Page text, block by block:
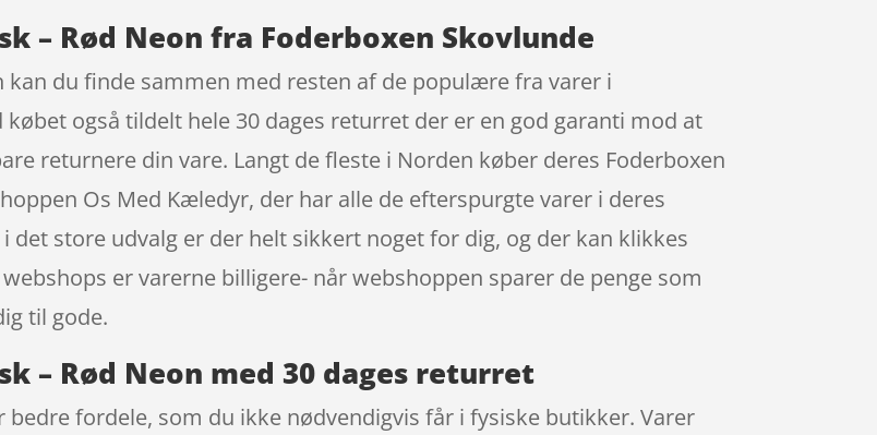
– Rød Neon fra Foderboxen Skovlunde
kan du finde sammen med resten af de populære fra varer i
også tildelt hele 30 dages returret der er en god garanti mod at
returnere din vare. Langt de fleste i Norden køber deres Foderboxen
Os Med Kæledyr, der har alle de efterspurgte varer i deres
det store udvalg er der helt sikkert noget for dig, og der kan klikkes
er varerne billigere- når webshoppen sparer de penge som
til gode.
– Rød Neon med 30 dages returret
fordele, som du ikke nødvendigvis får i fysiske butikker. Varer